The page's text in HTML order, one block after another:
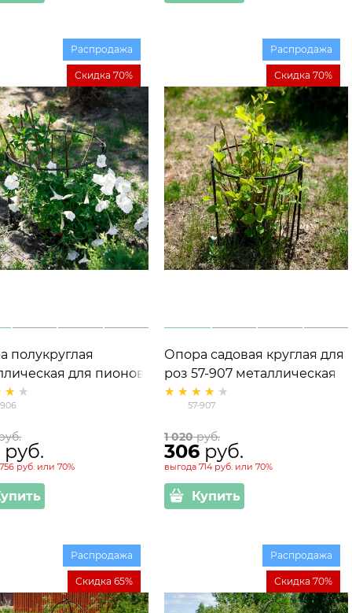
полукруглая
для пионов
высота 50см
Распродажа
Скидка 70%
руб.
756 руб. или70%
Опора садовая круглая для
роз 57-907 металлическая
57-907
Распродажа
Скидка 70%
1 020 руб.
306 руб.
выгода714 руб. или70%
Купить
Распродажа
Скидка 65%
Распродажа
Скидка 70%